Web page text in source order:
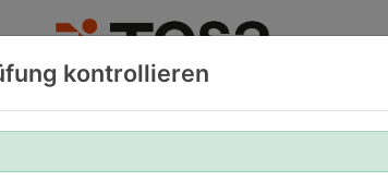
kontrollieren